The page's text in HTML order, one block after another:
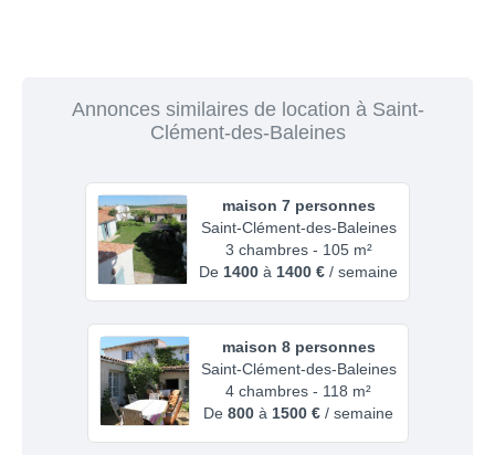
Annonces similaires de location à Saint-
Clément-des-Baleines
maison 7 personnes
Saint-Clément-des-Baleines
3 chambres - 105 m²
De 1400 à 1400 € / semaine
maison 8 personnes
Saint-Clément-des-Baleines
4 chambres - 118 m²
De 800 à 1500 € / semaine